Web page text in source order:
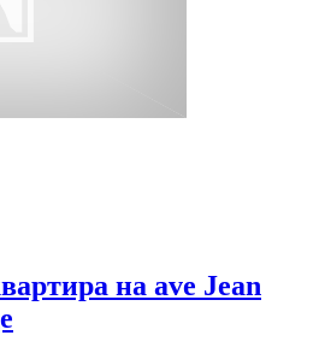
на ave Jean